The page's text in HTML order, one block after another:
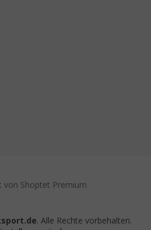
von Shoptet Premium
. Alle Rechte vorbehalten.